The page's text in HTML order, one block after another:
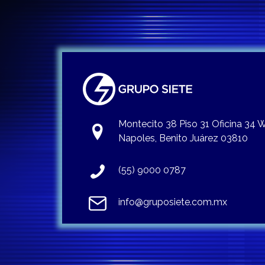
Montecito 38 Piso 31 Oficina 34
Napoles, Benito Juárez 03810
(55) 9000 0787
info@gruposiete.com.mx